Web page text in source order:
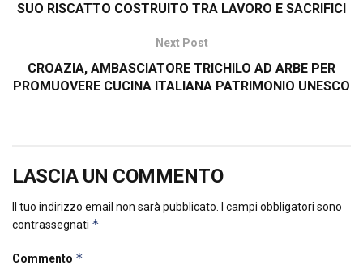
SUO RISCATTO COSTRUITO TRA LAVORO E SACRIFICI
Next Post
CROAZIA, AMBASCIATORE TRICHILO AD ARBE PER
PROMUOVERE CUCINA ITALIANA PATRIMONIO UNESCO
LASCIA UN COMMENTO
Il tuo indirizzo email non sarà pubblicato.
I campi obbligatori sono
contrassegnati *
Commento *